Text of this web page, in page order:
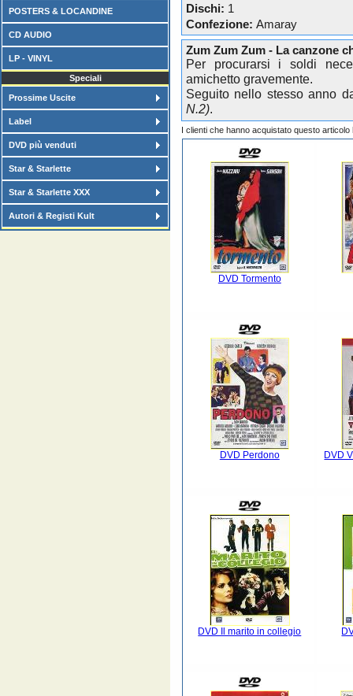
POSTERS & LOCANDINE
CD AUDIO
LP - VINYL
Speciali
Prossime Uscite
Label
DVD più venduti
Star & Starlette
Star & Starlette XXX
Autori & Registi Kult
Dischi: 1
Confezione: Amaray
Zum Zum Zum - La canzone
Per procurarsi i soldi
amichetto gravemente.
Seguito nello stesso anno
N.2).
I clienti che hanno acquistato questo
DVD Tormento
DVD Perdono DVD
DVD Il marito in collegio